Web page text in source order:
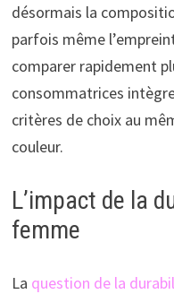
désormais la
parfois même
comparer rapidement
consommatrices
critères de choix au
couleur.
L’impact de la
femme
La question de la